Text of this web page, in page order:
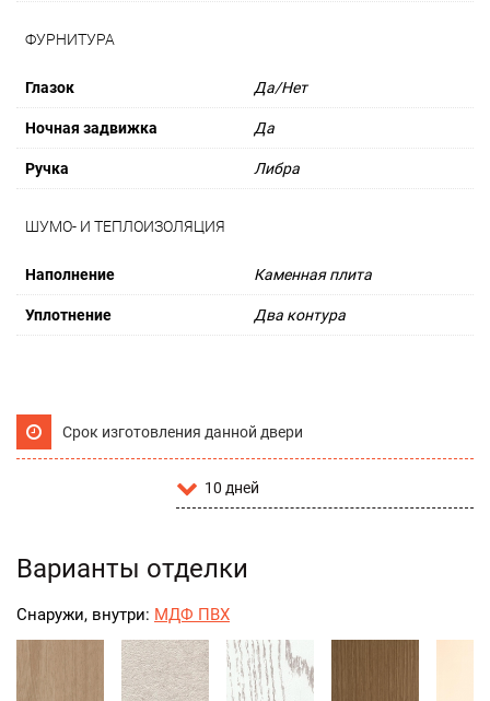
ФУРНИТУРА
Глазок Да/Нет
Ночная задвижка Да
Ручка Либра
ШУМО- И ТЕПЛОИЗОЛЯЦИЯ
Наполнение Каменная плита
Уплотнение Два контура
Срок изготовления данной двери
10 дней
Варианты отделки
Снаружи, внутри: МДФ ПВХ